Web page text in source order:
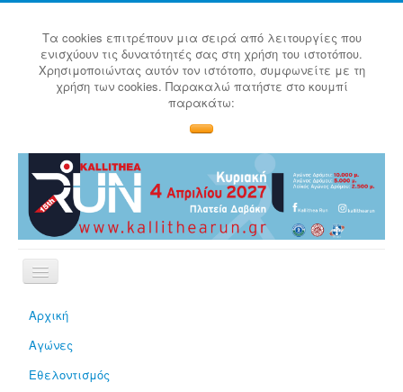
Τα cookies επιτρέπουν μια σειρά από λειτουργίες που
ενισχύουν τις δυνατότητές σας στη χρήση του ιστοτόπου.
Χρησιμοποιώντας αυτόν τον ιστότοπο, συμφωνείτε με τη
χρήση των cookies. Παρακαλώ πατήστε στο κουμπί
παρακάτω:
Αρχική
Αγώνες
Εθελοντισμός